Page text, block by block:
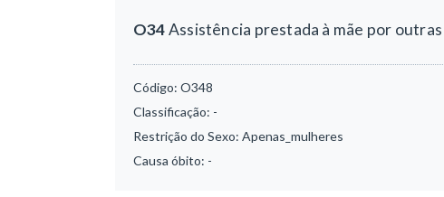
O34Assistência prestada à mãe por
Código: O348
Classificação: -
Restrição do Sexo: Apenas_mulheres
Causa óbito: -